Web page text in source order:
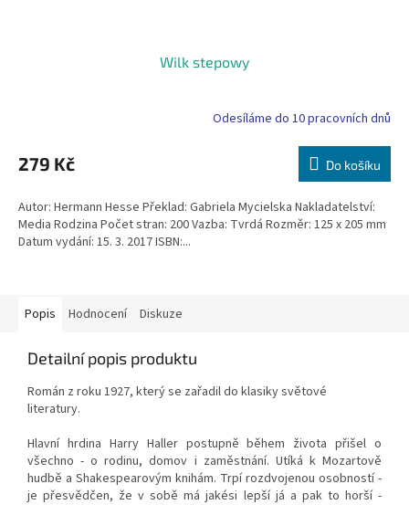
Wilk stepowy
Odesíláme do 10 pracovních dnů
279 Kč Do košíku
Autor: Hermann Hesse Překlad: Gabriela Mycielska Nakladatelství:
Media Rodzina Počet stran: 200 Vazba: Tvrdá Rozměr: 125 x 205 mm
Datum vydání: 15. 3. 2017 ISBN:...
Popis Hodnocení Diskuze
Detailní popis produktu
Román z roku 1927, který se zařadil do klasiky světové
literatury.
Hlavní hrdina Harry Haller postupně během života přišel o
všechno - o rodinu, domov i zaměstnání. Utíká k Mozartově
hudbě a Shakespearovým knihám. Trpí rozdvojenou osobností -
je přesvědčen, že v sobě má jakési lepší já a pak to horší -